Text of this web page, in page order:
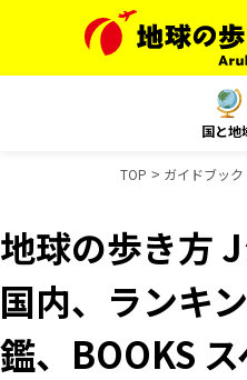
国と地
TOP ガイドブック
地球の歩き方
国内、ランキ
鑑、BOOKS